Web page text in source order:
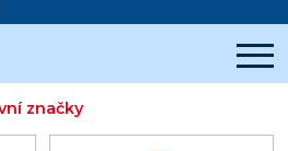
značky